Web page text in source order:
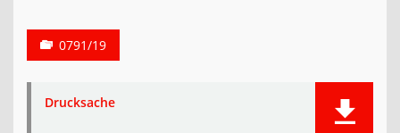
0791/19
Drucksache